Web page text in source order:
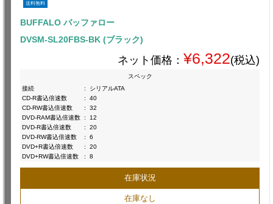
送料無料
BUFFALO バッファロー
DVSM-SL20FBS-BK (ブラック)
ネット価格： ¥6,322(税込)
スペック
接続
:
シリアルATA
CD-R書込倍速数
:
40
CD-RW書込倍速数
:
32
DVD-RAM書込倍速数 :
12
DVD-R書込倍速数
:
20
DVD-RW書込倍速数
:
6
DVD+R書込倍速数
:
20
DVD+RW書込倍速数
: 8
在庫状況
在庫なし